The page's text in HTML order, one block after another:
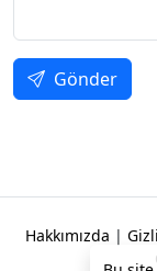
Gönder
Hakkımızda |